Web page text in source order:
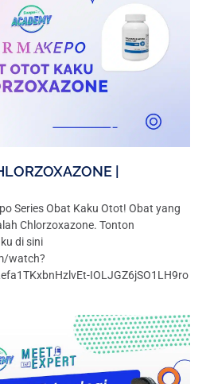
|
Series Obat Kaku Otot! Obat yang
Chlorzoxazone. Tonton
di sini
watch?
IOLJGZ6jSO1LH9ro